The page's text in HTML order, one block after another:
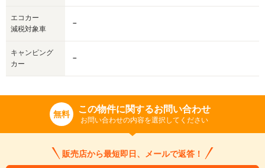
エコカー
減税対象車
－
キャンピング
カー
－
無料 この物件に関するお問い合わせ
お問い合わせの内容を選択してください
販売店から最短即日、メールで返答！